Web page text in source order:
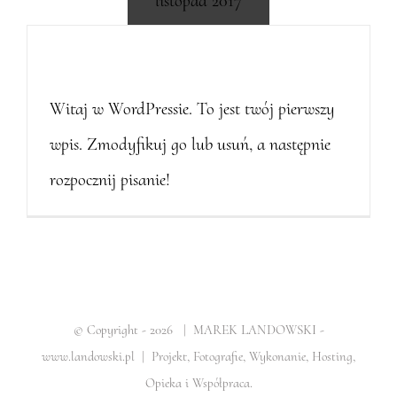
Witaj w WordPressie. To jest twój pierwszy
wpis. Zmodyfikuj go lub usuń, a następnie
rozpocznij pisanie!
© Copyright - 2026| MAREK LANDOWSKI -
www.landowski.pl | Projekt, Fotografie, Wykonanie, Hosting,
Opieka i Współpraca.